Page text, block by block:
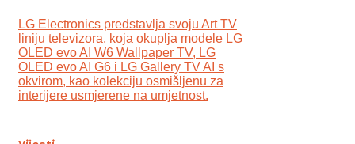
LG Electronics predstavlja svoju Art TV
liniju televizora, koja okuplja modele LG
OLED evo AI W6 Wallpaper TV, LG
OLED evo AI G6 i LG Gallery TV AI s
okvirom, kao kolekciju osmišljenu za
interijere usmjerene na umjetnost.